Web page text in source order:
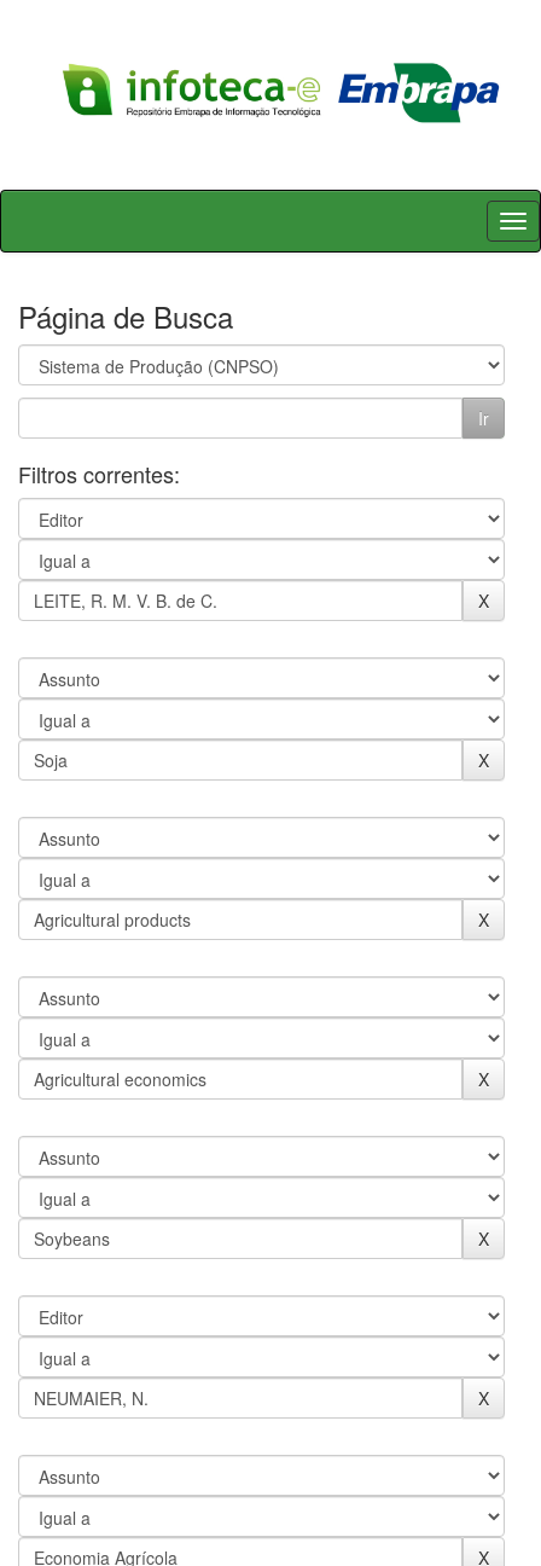
Skip
Página de Busca
Filtros correntes: